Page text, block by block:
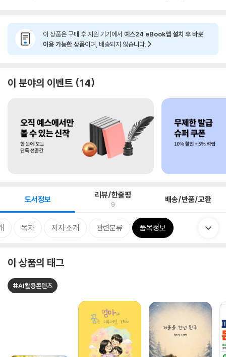
이 상품은 구매 후 지원 기기에서 예스24 eBook앱 설치 후 바로
이용 가능한 상품이며, 배송되지 않습니다.
이 분야의 이벤트 14
도서정보 리뷰/한줄평
9 배송/반품/교환
목차 저자 소개 관련분류 품목정보
이 상품의 태그
#AI활용콘텐츠